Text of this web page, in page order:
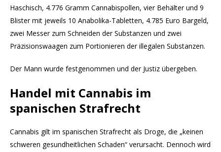
Haschisch, 4.776 Gramm Cannabispollen, vier Behälter und 9
Blister mit jeweils 10 Anabolika-Tabletten, 4.785 Euro Bargeld,
zwei Messer zum Schneiden der Substanzen und zwei
Präzisionswaagen zum Portionieren der illegalen Substanzen.
Der Mann wurde festgenommen und der Justiz übergeben.
Handel mit Cannabis im
spanischen Strafrecht
Cannabis gilt im spanischen Strafrecht als Droge, die „keinen
schweren gesundheitlichen Schaden“ verursacht. Dennoch wird